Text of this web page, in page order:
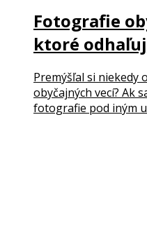
Fotografie
ktoré
Premýšľal si niekedy
obyčajných vecí? Ak
fotografie pod iným